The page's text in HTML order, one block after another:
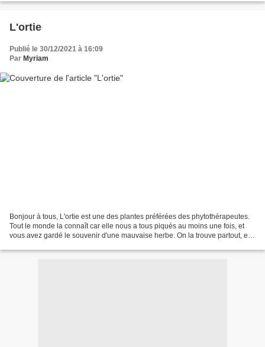
L'ortie
Publié le 30/12/2021 à 16:09
Par Myriam
Bonjour à tous, L'ortie est une des plantes préférées des phytothérapeutes.
Tout le monde la connaît car elle nous a tous piqués au moins une fois, et
vous avez gardé le souvenir d'une mauvaise herbe. On la trouve partout, elle